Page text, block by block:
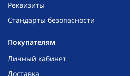
Реквизиты
Стандарты безопасности
Покупателям
Личный кабинет
Доставка